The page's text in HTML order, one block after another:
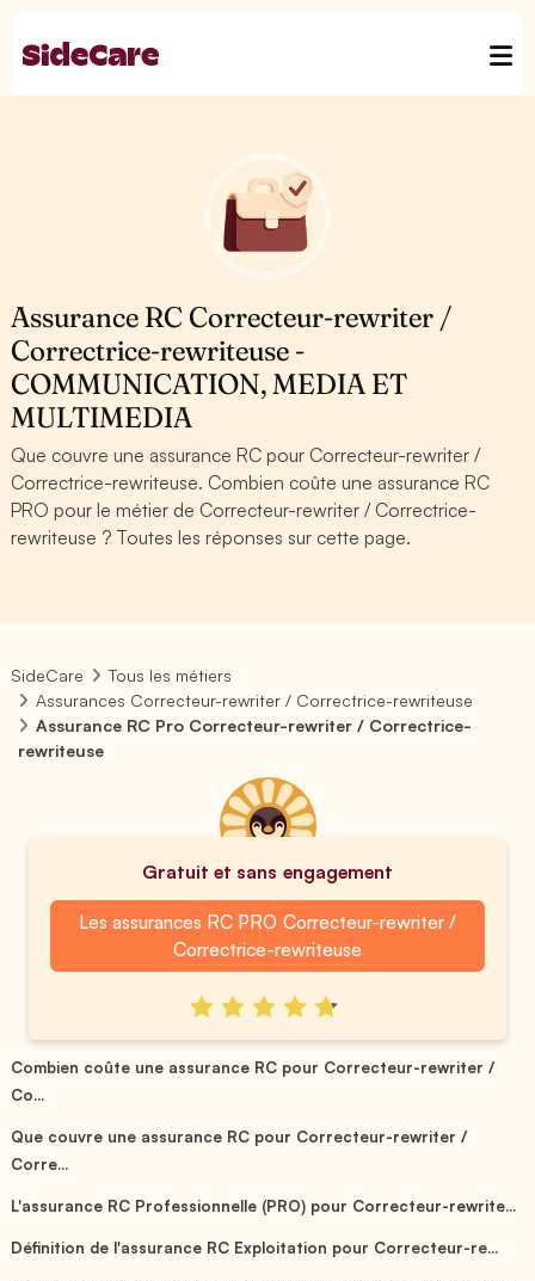
Assurance RC Correcteur-rewriter /
Correctrice-rewriteuse -
COMMUNICATION, MEDIA ET
MULTIMEDIA
Que couvre une assurance RC pour Correcteur-rewriter /
Correctrice-rewriteuse. Combien coûte une assurance RC
PRO pour le métier de Correcteur-rewriter / Correctrice-
rewriteuse ? Toutes les réponses sur cette page.
SideCare
Tous les métiers
Assurances Correcteur-rewriter / Correctrice-rewriteuse
Assurance RC Pro Correcteur-rewriter / Correctrice-
rewriteuse
Gratuit et sans engagement
Les assurances RC PRO Correcteur-rewriter /
Correctrice-rewriteuse
Combien coûte une assurance RC pour Correcteur-rewriter /
Co...
Que couvre une assurance RC pour Correcteur-rewriter /
Corre...
L'assurance RC Professionnelle (PRO) pour Correcteur-rewrite...
Définition de l'assurance RC Exploitation pour Correcteur-re...